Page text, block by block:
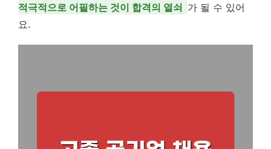
적극적으로 어필하는 것이 합격의 열쇠 가 될 수 있어
요.